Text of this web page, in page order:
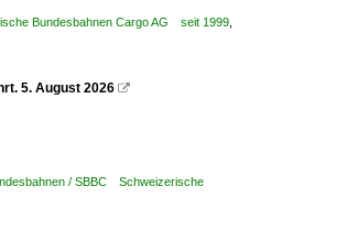
Bundesbahnen Cargo AG seit 1999
5. August 2026 
/ SBBC Schweizerische